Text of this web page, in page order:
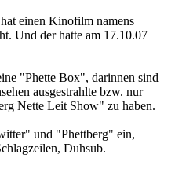
einen Kinofilm namens
Und der hatte am 17.10.07
"Phette Box", darinnen sind
ausgestrahlte bzw. nur
Nette Leit Show" zu haben.
und "Phettberg" ein,
Duhsub.